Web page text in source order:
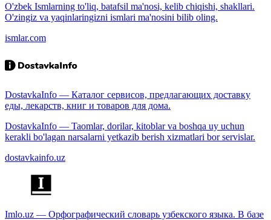
O'zbek Ismlarning to'liq, batafsil ma'nosi, kelib chiqishi, shakllari.
O'zingiz va yaqinlaringizni ismlari ma'nosini bilib oling.
ismlar.com
DostavkaInfo — Каталог сервисов, предлагающих доставку
еды, лекарств, книг и товаров для дома.
DostavkaInfo — Taomlar, dorilar, kitoblar va boshqa uy uchun
kerakli bo'lagan narsalarni yetkazib berish xizmatlari bor servislar.
dostavkainfo.uz
Imlo.uz — Орфографический словарь узбекского языка. В базе